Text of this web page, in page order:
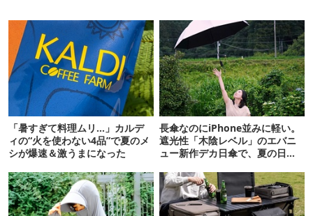
「暑すぎて料理ムリ…」カルデ
ィの“火を使わない4品”で夏のメ
シが爆速＆激うまになった
長傘なのにiPhone並みに軽い。
遮光性「木陰レベル」のエバニ
ュー新作デカ日傘で、夏の日焼